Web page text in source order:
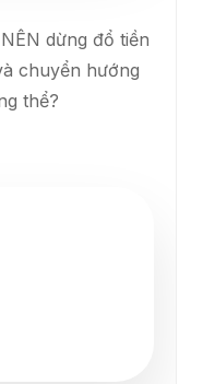
dừng đổ tiền
chuyển hướng
thể?